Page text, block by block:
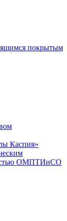
покрытым
Каспия»
ОМПТИиСО